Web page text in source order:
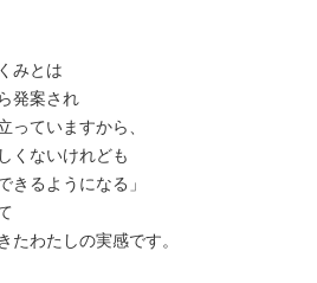
みとは
発案され
ていますから、
くないけれども
るようになる」
わたしの実感です。